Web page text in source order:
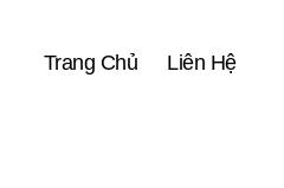
Trang Chủ Liên Hệ